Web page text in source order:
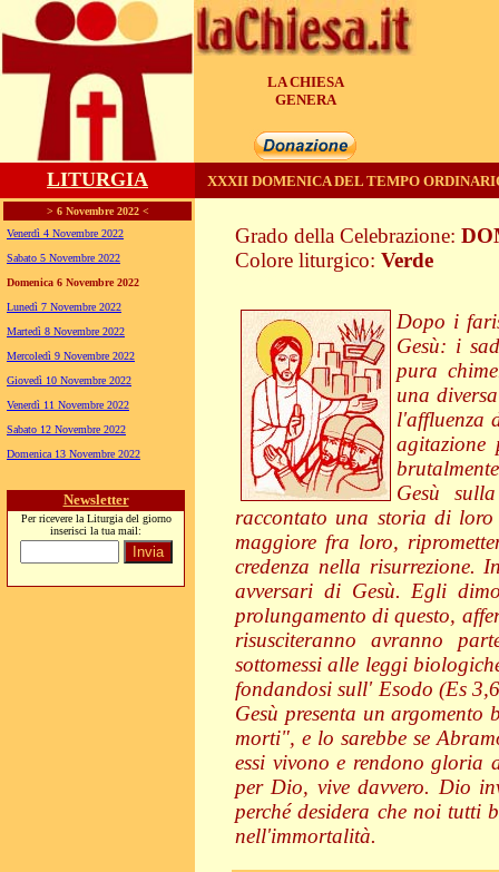
LA CHIESA
UNITA'
LITURGIA
> 6 Novembre 2022 <
Venerdì 4 Novembre 2022
Sabato 5 Novembre 2022
Domenica 6 Novembre 2022
Lunedì 7 Novembre 2022
Martedì 8 Novembre 2022
Mercoledì 9 Novembre 2022
Giovedì 10 Novembre 2022
Venerdì 11 Novembre 2022
Sabato 12 Novembre 2022
Domenica 13 Novembre 2022
Newsletter
Per ricevere la Liturgia del giorno
inserisci la tua mail:
XXXII DOMENICA DEL TEMPO
Grado della Celebrazione:
Colore liturgico: Verde
Dopo i
Gesù: i
pura
una
l'affluenza
agitazione
Gesù
raccontato una storia di
maggiore fra loro,
credenza nella
avversari di Gesù. Egli
prolungamento di questo,
risusciteranno avranno
sottomessi alle leggi
fondandosi sull' Esodo (Es
Gesù presenta un
morti", e lo sarebbe se
essi vivono e rendono gloria
per Dio, vive davvero. Dio
perché desidera che noi tutti
nell'immortalità.